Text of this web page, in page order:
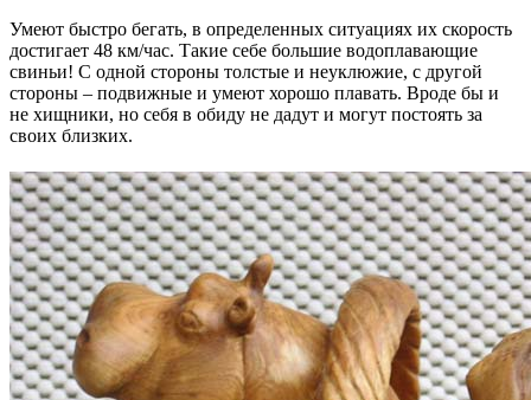
Умеют быстро бегать, в определенных ситуациях их скорость
достигает 48 км/час. Такие себе большие водоплавающие
свиньи! С одной стороны толстые и неуклюжие, с другой
стороны – подвижные и умеют хорошо плавать. Вроде бы и
не хищники, но себя в обиду не дадут и могут постоять за
своих близких.